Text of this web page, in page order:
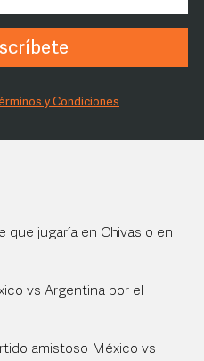
y Condiciones
que jugaría en Chivas o en
vs Argentina por el
amistoso México vs